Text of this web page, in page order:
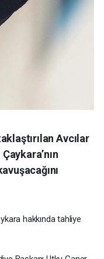
Avcılar
hakkında tahliye